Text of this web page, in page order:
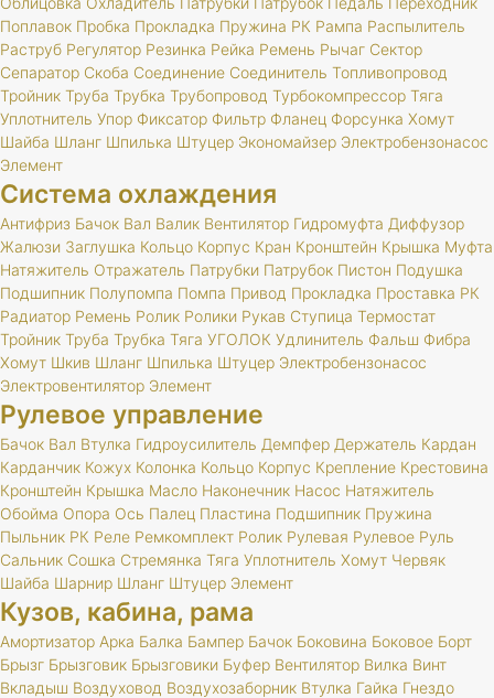
Поплавок Пробка Прокладка Пружина РК Рампа Распылитель
Раструб Регулятор Резинка Рейка Ремень Рычаг Сектор
Сепаратор Скоба Соединение Соединитель Топливопровод
Тройник Труба Трубка Трубопровод Турбокомпрессор Тяга
Уплотнитель Упор Фиксатор Фильтр Фланец Форсунка Хомут
Шайба Шланг Шпилька Штуцер Экономайзер Электробензонасос
Элемент
Система охлаждения
Антифриз Бачок Вал Валик Вентилятор Гидромуфта Диффузор
Жалюзи Заглушка Кольцо Корпус Кран Кронштейн Крышка Муфта
Натяжитель Отражатель Патрубки Патрубок Пистон Подушка
Подшипник Полупомпа Помпа Привод Прокладка Проставка РК
Радиатор Ремень Ролик Ролики Рукав Ступица Термостат
Тройник Труба Трубка Тяга УГОЛОК Удлинитель Фальш Фибра
Хомут Шкив Шланг Шпилька Штуцер Электробензонасос
Электровентилятор Элемент
Рулевое управление
Бачок Вал Втулка Гидроусилитель Демпфер Держатель Кардан
Карданчик Кожух Колонка Кольцо Корпус Крепление Крестовина
Кронштейн Крышка Масло Наконечник Насос Натяжитель
Обойма Опора Ось Палец Пластина Подшипник Пружина
Пыльник РК Реле Ремкомплект Ролик Рулевая Рулевое Руль
Сальник Сошка Стремянка Тяга Уплотнитель Хомут Червяк
Шайба Шарнир Шланг Штуцер Элемент
Кузов, кабина, рама
Амортизатор Арка Балка Бампер Бачок Боковина Боковое Борт
Брызг Брызговик Брызговики Буфер Вентилятор Вилка Винт
Вкладыш Воздуховод Воздухозаборник Втулка Гайка Гнездо